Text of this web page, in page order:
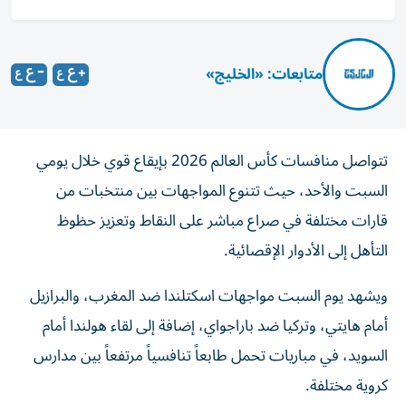
متابعات: «الخليج»
تتواصل منافسات كأس العالم 2026 بإيقاع قوي خلال يومي
السبت والأحد، حيث تتنوع المواجهات بين منتخبات من
قارات مختلفة في صراع مباشر على النقاط وتعزيز حظوظ
التأهل إلى الأدوار الإقصائية.
ويشهد يوم السبت مواجهات اسكتلندا ضد المغرب، والبرازيل
أمام هايتي، وتركيا ضد باراجواي، إضافة إلى لقاء هولندا أمام
السويد، في مباريات تحمل طابعاً تنافسياً مرتفعاً بين مدارس
كروية مختلفة.